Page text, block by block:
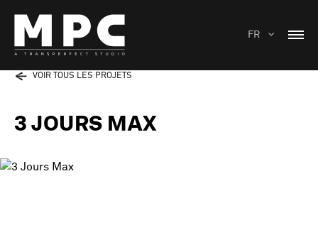
FR
VOIR TOUS LES PROJETS
3 JOURS MAX